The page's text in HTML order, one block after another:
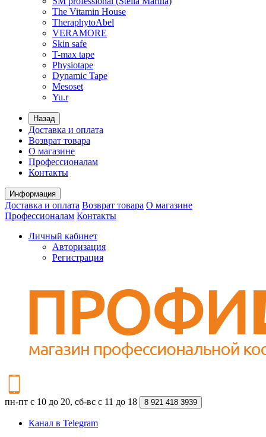
The Vitamin House
TheraphytoAbel
VERAMORE
Skin safe
T-max tape
Physiotape
Dynamic Tape
Mesoset
Yu.r
Назад
Доставка и оплата
Возврат товара
О магазине
Профессионалам
Контакты
Информация
Доставка и оплата Возврат товара О магазине
Профессионалам Контакты
Личный кабинет
Авторизация
Регистрация
пн-пт с 10 до 20, сб-вс с 11 до 18 8 921 418 3939
Канал в Telegram